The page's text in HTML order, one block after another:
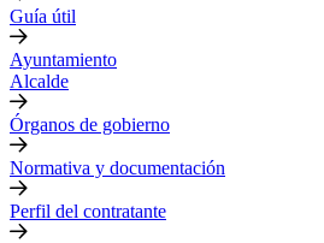
Guía útil
Ayuntamiento
Alcalde
Órganos de gobierno
Normativa y documentación
Perfil del contratante